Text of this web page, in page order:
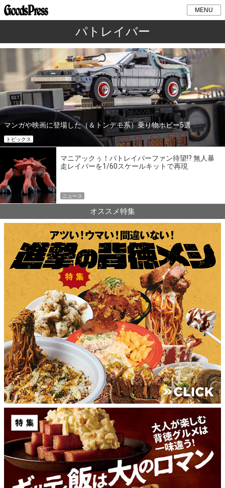
MENU
パトレイバー
マンガや映画に登場した（＆トンデモ系）乗り物ホビー5選
トピックス
マニアックぅ！パトレイバーファン待望!? 無人暴
走レイバーを1/60スケールキットで再現
ニュース
オススメ特集